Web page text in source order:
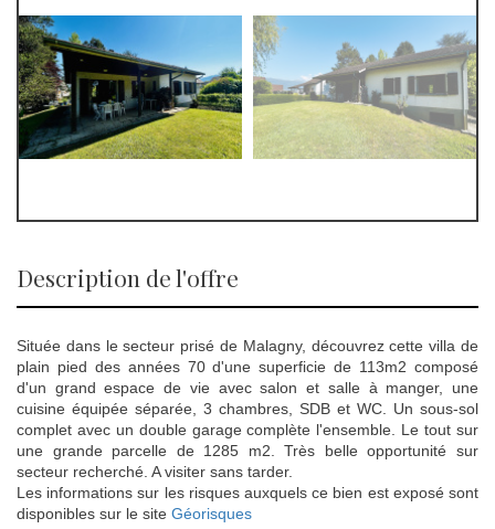
description de l'offre
Située dans le secteur prisé de Malagny, découvrez cette villa de
plain pied des années 70 d'une superficie de 113m2 composé
d'un grand espace de vie avec salon et salle à manger, une
cuisine équipée séparée, 3 chambres, SDB et WC. Un sous-sol
complet avec un double garage complète l'ensemble. Le tout sur
une grande parcelle de 1285 m2. Très belle opportunité sur
secteur recherché. A visiter sans tarder.
Les informations sur les risques auxquels ce bien est exposé sont
disponibles sur le site Géorisques